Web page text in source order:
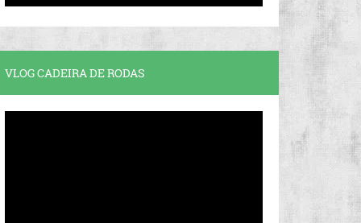
VLOG CADEIRA DE RODAS